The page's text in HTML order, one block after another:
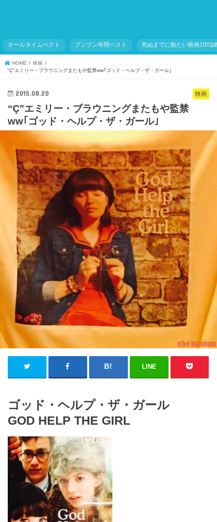
オールタイムベスト ブンブン年間ベスト 死ぬまでに観たい映画1001
HOME
映画
"Ç"エミリー・ブラウニングまたもや監禁ww｢ゴッド・ヘルプ・ザ・ガール｣
映画
2015.08.20
“Ç”エミリー・ブラウニングまたもや監禁
ww｢ゴッド・ヘルプ・ザ・ガール｣
LINE
ゴッド・ヘルプ・ザ・ガール
GOD HELP THE GIRL